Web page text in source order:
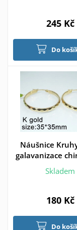
245 Kč
Do
Náušnice
galavanizace
oceli,
Skladem
180 Kč
Do